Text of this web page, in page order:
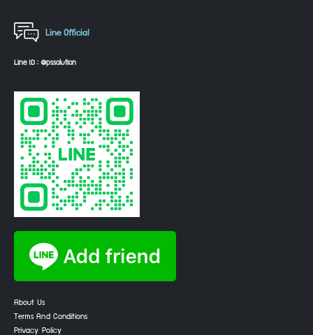
Line Official
Line ID : @pssolution
About Us
Terms And Conditions
Privacy Policy